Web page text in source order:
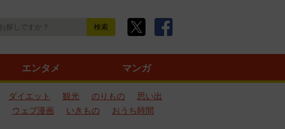
エンタメ マンガ
ダイエット 観光 のりもの
思い出
ウェブ漫画 いきもの
おうち時間